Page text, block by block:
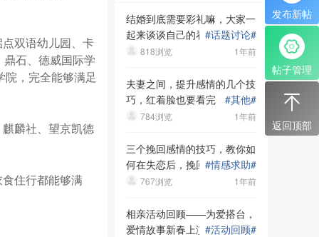
双语幼儿园、卡
石、德威国际学
，完全能够满足
麟社、望京凯德
住行都能够满
结婚到底需要彩礼嘛，大家一
起来谈谈自己的看法和身边的
关于彩礼的故事吧
#话题讨论#
1年前
818浏览
夫妻之间，提升感情的几个技
巧，红着脸也要看完
#其他#
1年前
784浏览
三个挽回感情的技巧，教你如
何在失恋后，挽回自己的爱情
#情感求助#
1年前
767浏览
相亲活动回顾——为爱搭台，
爱情故事新春上演！
#活动回顾#
发布新帖
帖子管理
返回顶部